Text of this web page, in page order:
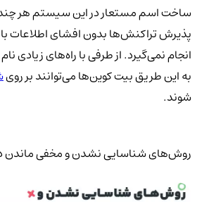
ساخت اسم مستعار در این سیستم هر چند
پذیرش تراکنش‌ها بدون افشای اطلاعات با
انجام نمی‌گیرد. از طرفی با راه‌های زیادی
به این طریق بیت کوین‌ها می‌توانند بر روی
شوند.
روش‌های شناسایی نشدن و مخفی ماندن